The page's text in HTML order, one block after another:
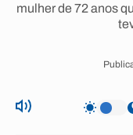
mulher de 72 anos